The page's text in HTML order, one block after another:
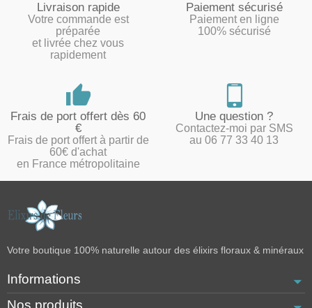
Livraison rapide
Votre commande est
préparée
et livrée chez vous
rapidement
Paiement sécurisé
Paiement en ligne
100% sécurisé
Frais de port offert dès 60
€
Frais de port offert à partir de
60€ d'achat
en France métropolitaine
Une question ?
Contactez-moi par SMS
au 06 77 33 40 13
Votre boutique 100% naturelle autour des élixirs floraux & minéraux
Informations